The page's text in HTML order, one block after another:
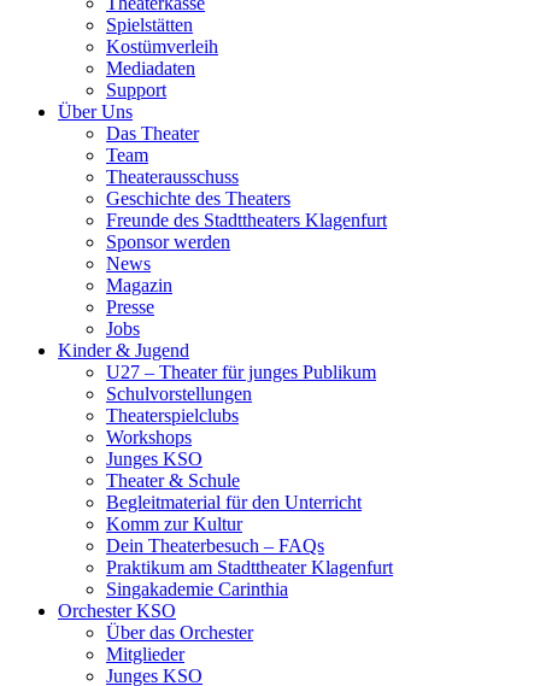
Spielstätten
Kostümverleih
Mediadaten
Support
Über Uns
Das Theater
Team
Theaterausschuss
Geschichte des Theaters
Freunde des Stadttheaters Klagenfurt
Sponsor werden
News
Magazin
Presse
Jobs
Kinder & Jugend
U27 – Theater für junges Publikum
Schulvorstellungen
Theaterspielclubs
Workshops
Junges KSO
Theater & Schule
Begleitmaterial für den Unterricht
Komm zur Kultur
Dein Theaterbesuch – FAQs
Praktikum am Stadttheater Klagenfurt
Singakademie Carinthia
Orchester KSO
Über das Orchester
Mitglieder
Junges KSO